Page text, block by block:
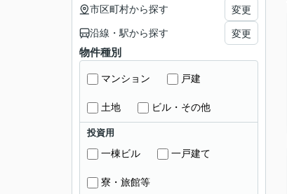
市区町村から探す 変更
沿線・駅から探す 変更
物件種別
マンション 戸建
土地 ビル・その他
投資用
一棟ビル 一戸建て
寮・旅館等